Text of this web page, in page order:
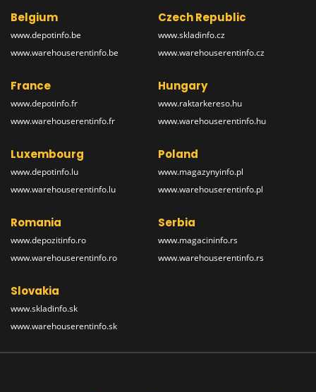
Belgium
www.depotinfo.be
www.warehouserentinfo.be
Czech Republic
www.skladinfo.cz
www.warehouserentinfo.cz
France
www.depotinfo.fr
www.warehouserentinfo.fr
Hungary
www.raktarkereso.hu
www.warehouserentinfo.hu
Luxembourg
www.depotinfo.lu
www.warehouserentinfo.lu
Poland
www.magazynyinfo.pl
www.warehouserentinfo.pl
Romania
www.depozitinfo.ro
www.warehouserentinfo.ro
Serbia
www.magacininfo.rs
www.warehouserentinfo.rs
Slovakia
www.skladinfo.sk
www.warehouserentinfo.sk